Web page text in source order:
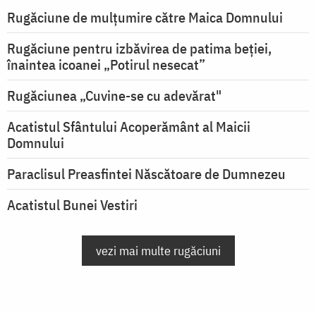
Rugăciune de mulţumire către Maica Domnului
Rugăciune pentru izbăvirea de patima beției,
înaintea icoanei „Potirul nesecat”
Rugăciunea „Cuvine-se cu adevărat"
Acatistul Sfântului Acoperământ al Maicii
Domnului
Paraclisul Preasfintei Născătoare de Dumnezeu
Acatistul Bunei Vestiri
vezi mai multe rugăciuni